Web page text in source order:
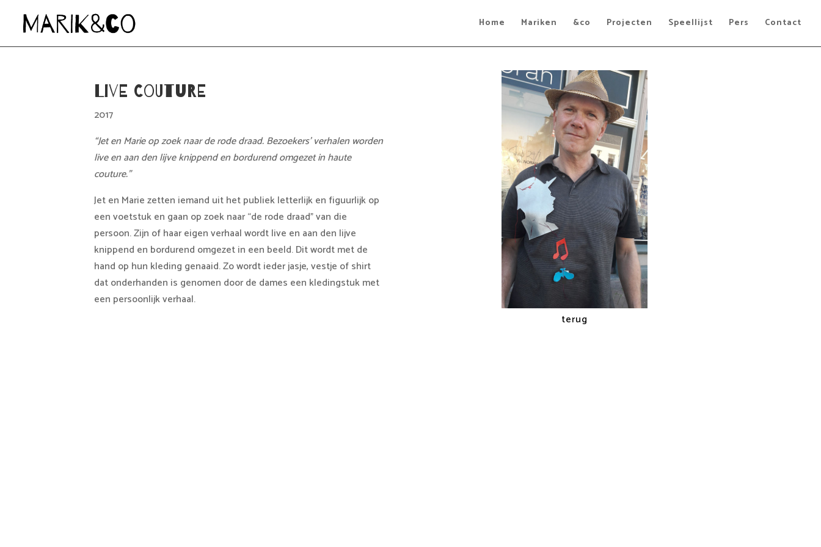
Home Mariken &co Projecten Speellijst Pers Contact
Live Couture
2017
“Jet en Marie op zoek naar de rode draad. Bezoekers’ verhalen worden
live en aan den lijve knippend en bordurend omgezet in haute
couture.”
Jet en Marie zetten iemand uit het publiek letterlijk en figuurlijk op
een voetstuk en gaan op zoek naar “de rode draad” van die
persoon. Zijn of haar eigen verhaal wordt live en aan den lijve
knippend en bordurend omgezet in een beeld. Dit wordt met de
hand op hun kleding genaaid. Zo wordt ieder jasje, vestje of shirt
dat onderhanden is genomen door de dames een kledingstuk met
een persoonlijk verhaal.
terug